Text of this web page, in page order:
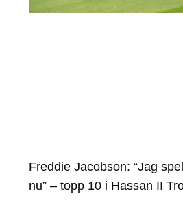
Freddie Jacobson: “Jag
nu” – topp 10 i Hassan II